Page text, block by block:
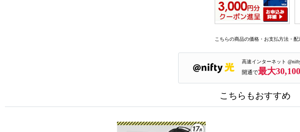
こちらの商品の価格・お支払方法・
高速インターネット
開通で最大
こちらもおすすめ